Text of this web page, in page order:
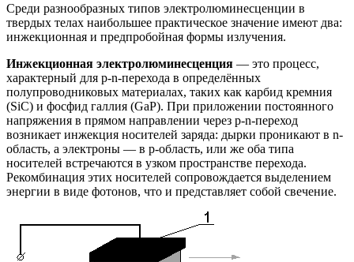
Среди разнообразных типов электролюминесценции в
твердых телах наибольшее практическое значение имеют два:
инжекционная и предпробойная формы излучения.
Инжекционная электролюминесценция — это процесс,
характерный для p-n-перехода в определённых
полупроводниковых материалах, таких как карбид кремния
(SiC) и фосфид галлия (GaP). При приложении постоянного
напряжения в прямом направлении через p-n-переход
возникает инжекция носителей заряда: дырки проникают в n-
область, а электроны — в p-область, или же оба типа
носителей встречаются в узком пространстве перехода.
Рекомбинация этих носителей сопровождается выделением
энергии в виде фотонов, что и представляет собой свечение.